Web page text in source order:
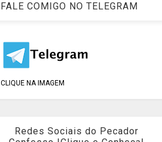
FALE COMIGO NO TELEGRAM
CLIQUE NA IMAGEM
Redes Sociais do Pecador